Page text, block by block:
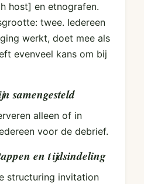
host] en etnografen.
twee. Iedereen
werkt, doet mee als
evenveel kans om bij
samengesteld
alleen of in
voor de debrief.
en tijdsindeling
structuring invitation